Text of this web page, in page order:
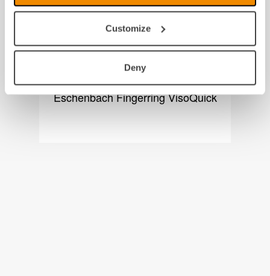
Customize
Deny
Eschenbach Fingerring VisoQuick